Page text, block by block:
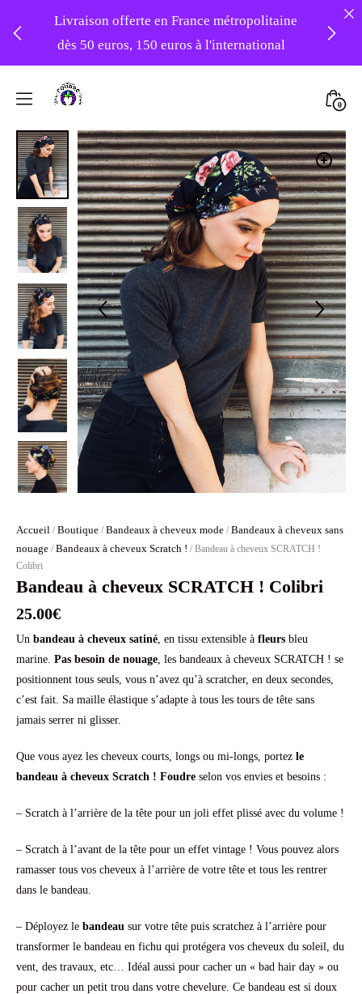
Livraison offerte en France métropolitaine
dès 50 euros, 150 euros à l'international
Foudre
Turbans
0
Accueil / Boutique / Bandeaux à cheveux mode / Bandeaux à cheveux sans
nouage / Bandeaux à cheveux Scratch ! / Bandeau à cheveux SCRATCH !
Colibri
Bandeau à cheveux SCRATCH ! Colibri
25.00€
Un bandeau à cheveux satiné , en tissu extensible à fleurs bleu
marine. Pas besoin de nouage , les bandeaux à cheveux SCRATCH ! se
positionnent tous seuls, vous n’avez qu’à scratcher, en deux secondes,
c’est fait. Sa maille élastique s’adapte à tous les tours de tête sans
jamais serrer ni glisser.
Que vous ayez les cheveux courts, longs ou mi-longs, portez le
bandeau à cheveux Scratch ! Foudre selon vos envies et besoins :
– Scratch à l’arrière de la tête pour un joli effet plissé avec du volume !
– Scratch à l’avant de la tête pour un effet vintage ! Vous pouvez alors
ramasser tous vos cheveux à l’arrière de votre tête et tous les rentrer
dans le bandeau.
– Déployez le bandeau sur votre tête puis scratchez à l’arrière pour
transformer le bandeau en fichu qui protégera vos cheveux du soleil, du
vent, des travaux, etc… Idéal aussi pour cacher un « bad hair day » ou
pour cacher un petit trou dans votre chevelure. Ce bandeau est si doux